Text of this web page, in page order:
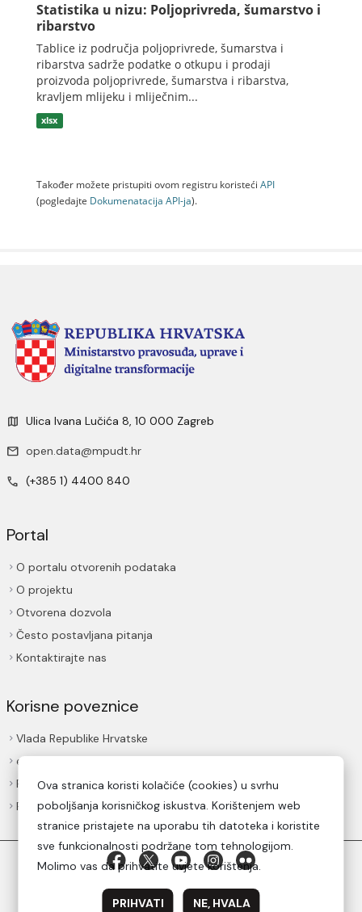
Statistika u nizu: Poljoprivreda, šumarstvo i
ribarstvo
Tablice iz područja poljoprivrede, šumarstva i
ribarstva sadrže podatke o otkupu i prodaji
proizvoda poljoprivrede, šumarstva i ribarstva,
kravljem mlijeku i mliječnim...
xlsx
Također možete pristupiti ovom registru koristeći API
(pogledajte Dokumenаtаcijа API-jа).